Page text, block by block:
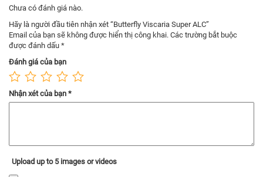
Độ dày lưỡi gỗ: 5.7 mm
Kích thước lưỡi gỗ: 157×150 mm
Kích thước tay cầm kiểu FL: 100×25 mm
Kích thước tay cầm kiểu ST: 100×23 mm
Sản xuất tại Nhật Bản
Khám phá sự mạnh mẽ và sự cải tiến của cốt
Chưa có đánh giá nào.
Hãy là người đầu tiên nhận xét “Butterfly Viscaria Super ALC”
Email của bạn sẽ không được hiển thị công khai. Các trường bắt buộc
được đánh dấu *
Đánh giá của bạn
Nhận xét của bạn *
Upload up to 5 images or videos